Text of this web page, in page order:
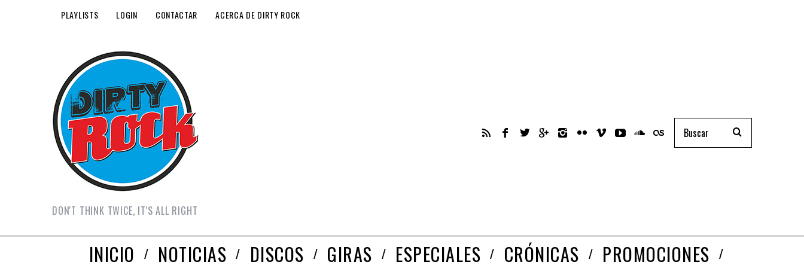
PLAYLISTS LOGIN CONTACTAR ACERCA DE DIRTY ROCK
DON'T THINK TWICE, IT'S ALL RIGHT
INICIO NOTICIAS DISCOS GIRAS ESPECIALES CRÓNICAS PROMOCIONES